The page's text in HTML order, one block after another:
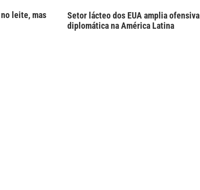
leite, mas
Setor lácteo dos EUA amplia ofensiva
diplomática na América Latina